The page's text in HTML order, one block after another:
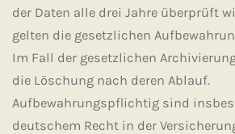
der Daten alle drei Jahre überprüft
gelten die gesetzlichen
Im Fall der gesetzlichen
die Löschung nach deren Ablauf.
Aufbewahrungspflichtig sind
deutschem Recht in der